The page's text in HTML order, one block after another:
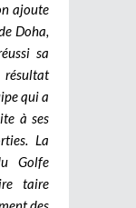
ajoute
Doha,
sa
qui a
à ses
La
Golfe
taire